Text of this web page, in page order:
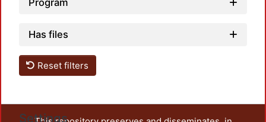
Program
Has files
Reset filters
Settings